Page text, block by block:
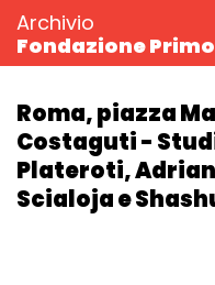
Archivio
Fondazione
Roma, piazza
Costaguti -
Plateroti,
Scialoja e